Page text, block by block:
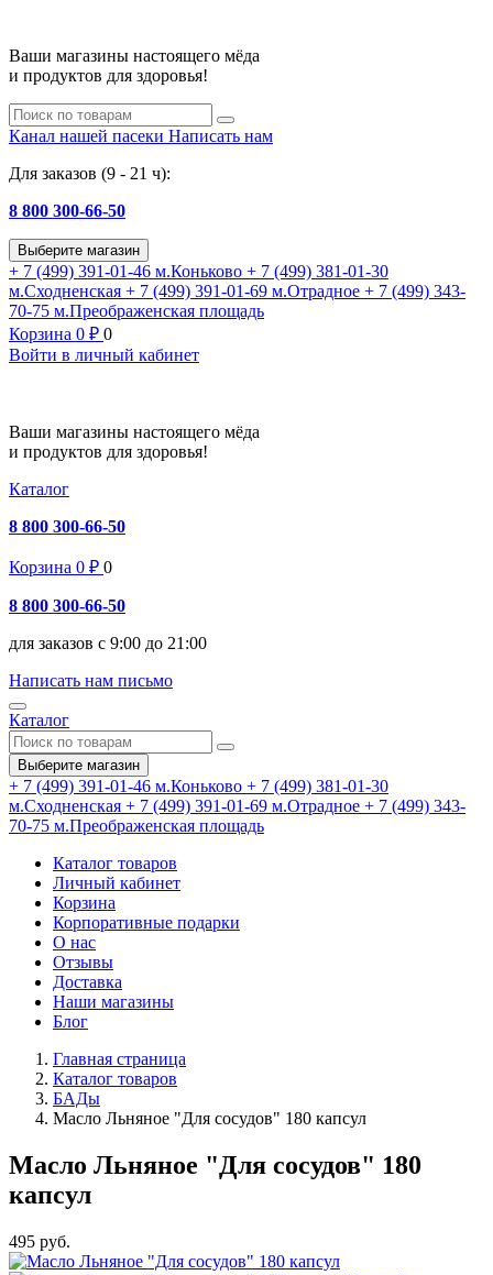
Ваши магазины настоящего мёда
и продуктов для здоровья!
Канал нашей пасеки Написать нам
Для заказов (9 - 21 ч):
8 800 300-66-50
Выберите магазин
+ 7 (499) 391-01-46 м.Коньково + 7 (499) 381-01-30
м.Сходненская + 7 (499) 391-01-69 м.Отрадное + 7 (499) 343-
70-75 м.Преображенская площадь
Корзина 0 ₽ 0
Войти в личный кабинет
Ваши магазины настоящего мёда
и продуктов для здоровья!
Каталог
8 800 300-66-50
Корзина 0 ₽ 0
8 800 300-66-50
для заказов с 9:00 до 21:00
Написать нам письмо
Каталог
Выберите магазин
+ 7 (499) 391-01-46 м.Коньково + 7 (499) 381-01-30
м.Сходненская + 7 (499) 391-01-69 м.Отрадное + 7 (499) 343-
70-75 м.Преображенская площадь
Каталог товаров
Личный кабинет
Корзина
Корпоративные подарки
О нас
Отзывы
Доставка
Наши магазины
Блог
Главная страница
Каталог товаров
БАДы
Масло Льняное "Для сосудов" 180 капсул
Масло Льняное "Для сосудов" 180
капсул
495 руб.